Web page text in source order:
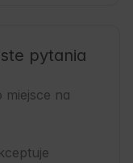
pytania
na